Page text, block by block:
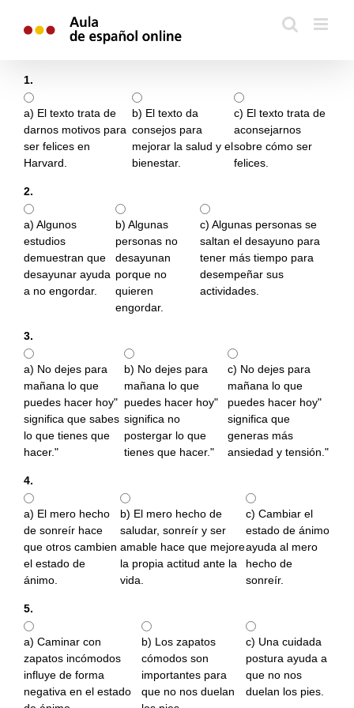
1.
a) El texto trata de
darnos motivos para
ser felices en
Harvard.
b) El texto da
consejos para
mejorar la salud y el
bienestar.
c) El texto trata de
aconsejarnos
sobre cómo ser
felices.
2.
a) Algunos
estudios
demuestran que
desayunar ayuda
a no engordar.
b) Algunas
personas no
desayunan
porque no
quieren
engordar.
c) Algunas personas se
saltan el desayuno para
tener más tiempo para
desempeñar sus
actividades.
3.
a) No dejes para
mañana lo que
puedes hacer hoy"
significa que sabes
lo que tienes que
hacer."
b) No dejes para
mañana lo que
puedes hacer hoy"
significa no
postergar lo que
tienes que hacer."
c) No dejes para
mañana lo que
puedes hacer hoy"
significa que
generas más
ansiedad y tensión."
4.
a) El mero hecho
de sonreír hace
que otros cambien
el estado de
ánimo.
b) El mero hecho de
saludar, sonreír y ser
amable hace que mejore
la propia actitud ante la
vida.
c) Cambiar el
estado de ánimo
ayuda al mero
hecho de
sonreír.
5.
a) Caminar con
zapatos incómodos
influye de forma
negativa en el estado
b) Los zapatos
cómodos son
importantes para
que no nos duelan
c) Una cuidada
postura ayuda a
que no nos
duelan los pies.